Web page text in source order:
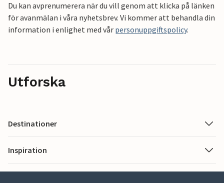
Du kan avprenumerera när du vill genom att klicka på länken
för avanmälan i våra nyhetsbrev. Vi kommer att behandla din
information i enlighet med vår personuppgiftspolicy.
Utforska
Destinationer
Inspiration